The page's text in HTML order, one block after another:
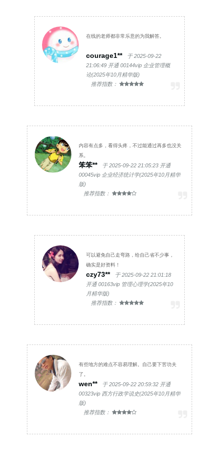
在线的老师都非常乐意的为我解答。
courage1**
于 2025-09-22
21:06:49 开通 00144vip 企业管理概
论(2025年10月精华版)
推荐指数：
内容有点多，看得头疼，不过能通过再多也没关
系。
笨笨**
于 2025-09-22 21:05:23 开通
00045vip 企业经济统计学(2025年10月精华
版)
推荐指数：
可以避免自己走弯路，给自己省不少事，
确实是好资料！
czy73**
于 2025-09-22 21:01:18
开通 00163vip 管理心理学(2025年10
月精华版)
推荐指数：
有些地方的难点不容易理解。自己要下苦功夫
了。
wen**
于 2025-09-22 20:59:32 开通
00323vip 西方行政学说史(2025年10月精华
版)
推荐指数：